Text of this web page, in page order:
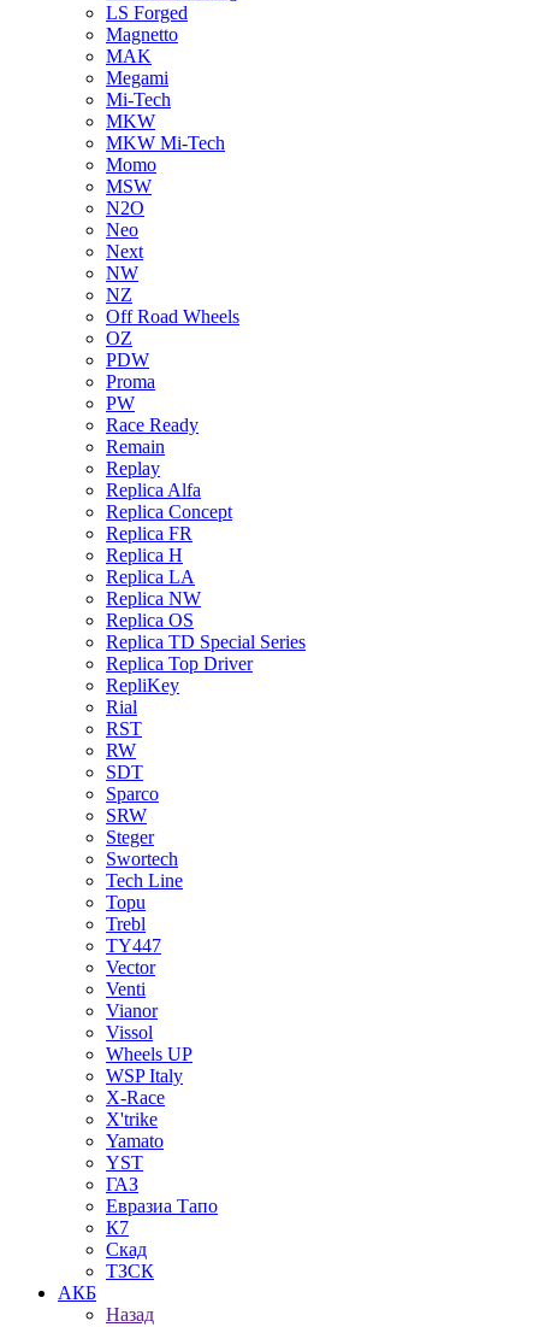
LS Forged
Magnetto
MAK
Megami
Mi-Tech
MKW
MKW Mi-Tech
Momo
MSW
N2O
Neo
Next
NW
NZ
Off Road Wheels
OZ
PDW
Proma
PW
Race Ready
Remain
Replay
Replica Alfa
Replica Concept
Replica FR
Replica H
Replica LA
Replica NW
Replica OS
Replica TD Special Series
Replica Top Driver
RepliKey
Rial
RST
RW
SDT
Sparco
SRW
Steger
Swortech
Tech Line
Topu
Trebl
TY447
Vector
Venti
Vianor
Vissol
Wheels UP
WSP Italy
X-Race
X'trike
Yamato
YST
ГАЗ
Евразиа Тапо
К7
Скад
ТЗСК
АКБ
Назад